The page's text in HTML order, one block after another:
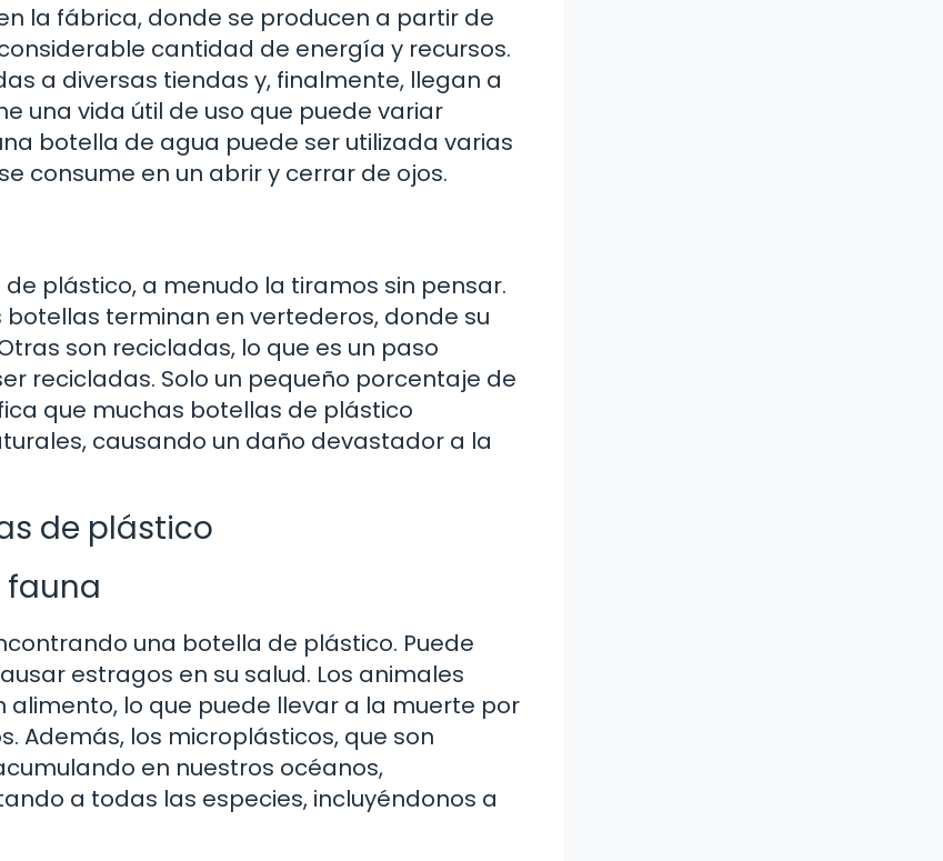
la fábrica, donde se producen a partir de
cantidad de energía y recursos.
a diversas tiendas y, finalmente, llegan a
una vida útil de uso que puede variar
botella de agua puede ser utilizada varias
consume en un abrir y cerrar de ojos.
plástico, a menudo la tiramos sin pensar.
terminan en vertederos, donde su
son recicladas, lo que es un paso
recicladas. Solo un pequeño porcentaje de
que muchas botellas de plástico
causando un daño devastador a la
de plástico
fauna
una botella de plástico. Puede
estragos en su salud. Los animales
lo que puede llevar a la muerte por
Además, los microplásticos, que son
en nuestros océanos,
a todas las especies, incluyéndonos a